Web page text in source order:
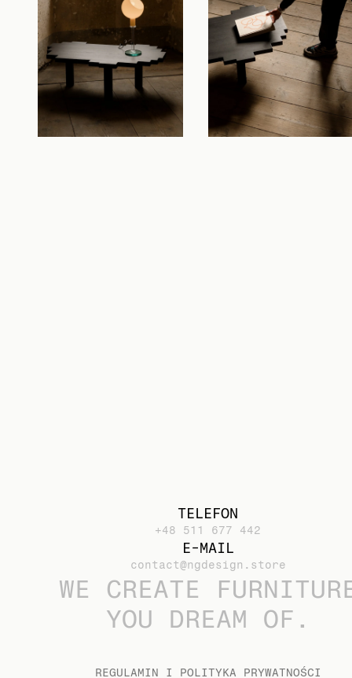
TELEFON
+48 511 677 442
E-MAIL
contact@ngdesign.store
WE CREATE
YOU DREAM OF.
REGULAMIN I POLITYKA PRYWATNOŚCI